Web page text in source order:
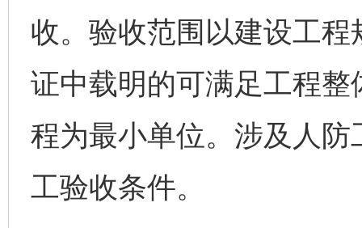
收。验收范围以建设工
证中载明的可满足工程
程为最小单位。涉及人
工验收条件。